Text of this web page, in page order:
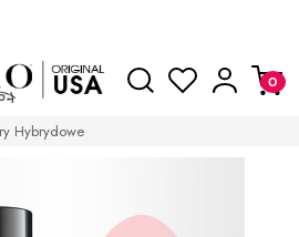
Hybrydowe